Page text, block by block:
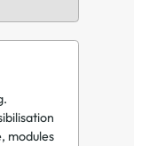
modules